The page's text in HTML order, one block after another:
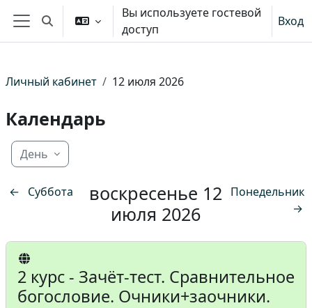
Перейти к основному содержанию
Боковая панель
Изменить данные поисковой строки
Вы используете гостевой
доступ
Вход
Личный кабинет 12 июля 2026
Календарь
День
← Суббота
воскресенье 12
июля 2026
Понедельник
→
2 курс - Зачёт-тест. Сравнительное
богословие. Очники+заочники.